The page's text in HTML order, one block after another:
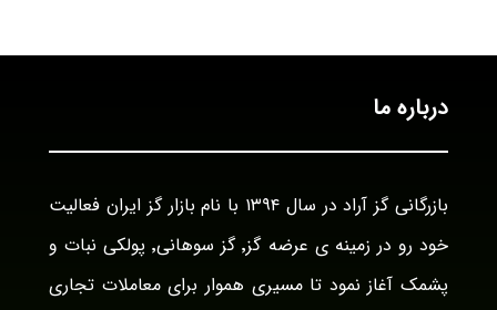
درباره ما
بازرگانی گز آراد در سال ۱۳۹۴ با نام بازار گز ایران فعالیت
خود رو در زمینه ی عرضه گز٬ گز سوهانی٬ پولکی نبات و
پشمک آغاز نمود تا مسیری هموار برای معاملات تجاری